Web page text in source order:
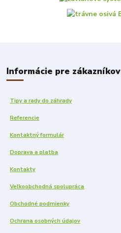
Informácie pre zákazníkov
Tipy a rady do záhrady
Referencie
Kontaktný formulár
Doprava a platba
Kontakty
Veľkoobchodná spolupráca
Obchodné podmienky
Ochrana osobných údajov